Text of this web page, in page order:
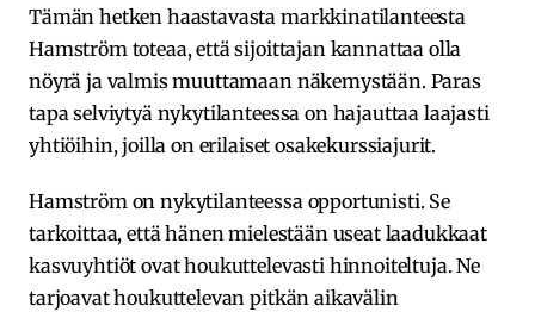
Tämän hetken haastavasta markkinatilanteesta
Hamström toteaa, että sijoittajan kannattaa olla
nöyrä ja valmis muuttamaan näkemystään. Paras
tapa selviytyä nykytilanteessa on hajauttaa laajasti
yhtiöihin, joilla on erilaiset osakekurssiajurit.
Hamström on nykytilanteessa opportunisti. Se
tarkoittaa, että hänen mielestään useat laadukkaat
kasvuyhtiöt ovat houkuttelevasti hinnoiteltuja. Ne
tarjoavat houkuttelevan pitkän aikavälin